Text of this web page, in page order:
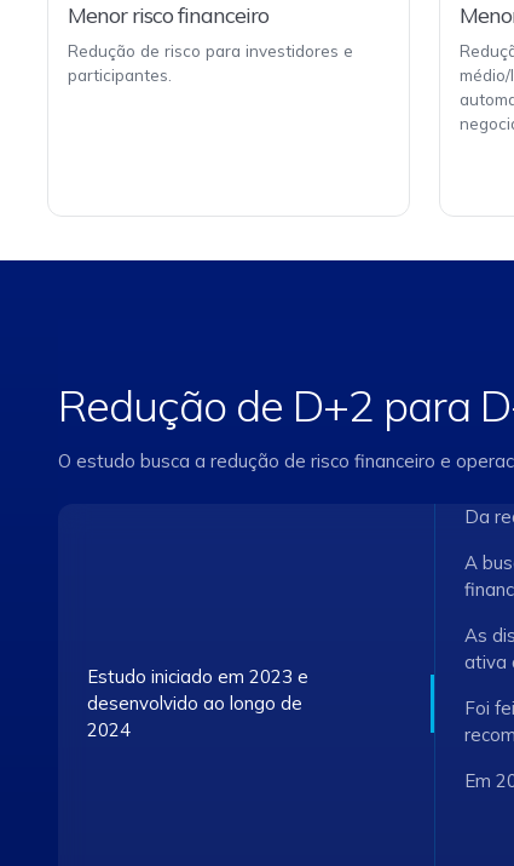
Menor risco financeiro
Redução de risco para investidores e
participantes.
Redução de D+2 para
O estudo busca a redução de risco financeiro e
Estudo iniciado em 2023 e
desenvolvido ao longo de
2024
Da
A
As
ativa
Foi
Em